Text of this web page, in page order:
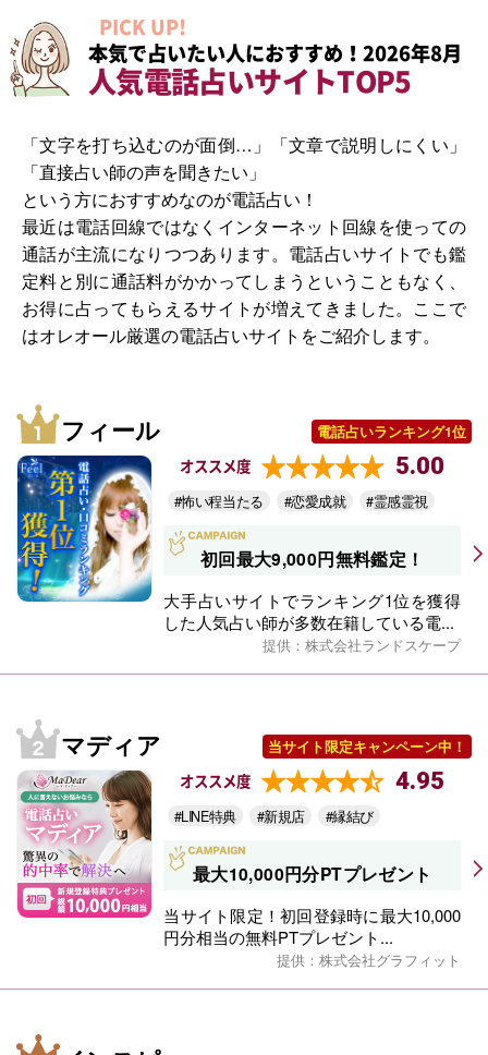
PICK UP!
本気で占いたい人におすすめ！2026年8月
人気電話占いサイトTOP5
「文字を打ち込むのが面倒…」「文章で説明しにくい」
「直接占い師の声を聞きたい」
という方におすすめなのが電話占い！
最近は電話回線ではなくインターネット回線を使っての
通話が主流になりつつあります。電話占いサイトでも鑑
定料と別に通話料がかかってしまうということもなく、
お得に占ってもらえるサイトが増えてきました。ここで
はオレオール厳選の電話占いサイトをご紹介します。
フィール 電話占いランキング1位
オススメ度 5.00
#怖い程当たる #恋愛成就 #霊感霊視
初回最大9,000円無料鑑定！
大手占いサイトでランキング1位を獲得
した人気占い師が多数在籍している電...
提供：株式会社ランドスケープ
マディア 当サイト限定キャンペーン中！
オススメ度 4.95
#LINE特典 #新規店 #縁結び
最大10,000円分PTプレゼント
当サイト限定！初回登録時に最大10,000
円分相当の無料PTプレゼント...
提供：株式会社グラフィット